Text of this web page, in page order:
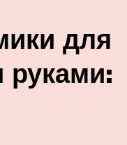
для
руками: